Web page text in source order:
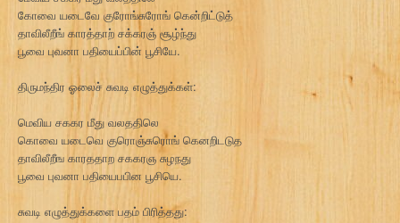
கோவை யடைவே குரோங்சுரோங் கென்றிட்டுத்
தாவிலீறீங் காரத்தாற் சக்கரஞ் சூழ்ந்து
பூவை புவனா பதியைப்பின் பூசியே.
திருமந்திர ஓலைச் சுவடி எழுத்துக்கள்:
மெவிய சககர மீது வலததிலெ
கொவை யடைவெ குரொஞ்சுரொங் கெனறிடடுத
தாவிலீறீங காரததாற சககரஞ சுழநது
பூவை புவனா பதியைபபின பூசியெ.
சுவடி எழுத்துக்களை பதம் பிரித்தது: